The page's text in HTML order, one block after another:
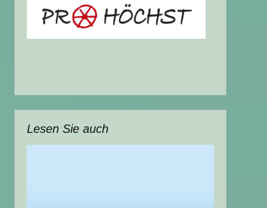
Lesen Sie auch